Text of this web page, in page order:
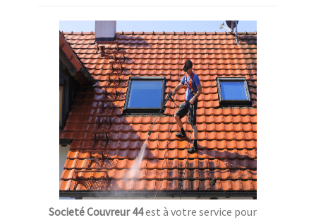
Societé Couvreur 44est à votre service pour